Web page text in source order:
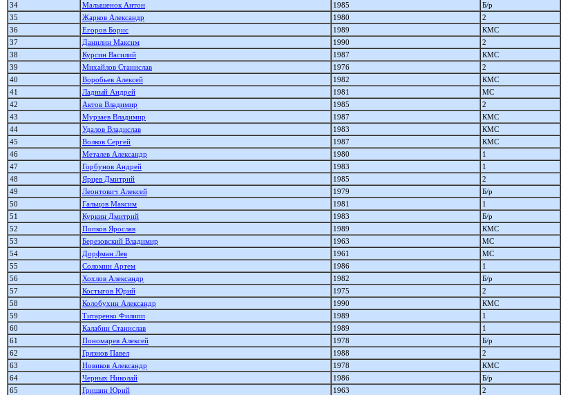
34
Малышенок Антон 1985 Б/р
35
Жарков Александр 1980 2
36
Егоров Борис 1989 КМС
37
Данилин Максим 1990 2
38
Курсин Василий 1987 КМС
39
Михайлов Станислав 1976 2
40
Воробьев Алексей 1982 КМС
41
Ладный Андрей 1981 МС
42
Актов Владимир 1985 2
43
Мурзаев Владимир 1987 КМС
44
Удалов Владислав 1983 КМС
45
Волков Сергей 1987 КМС
46
Металев Александр 1980 1
47
Горбунов Андрей 1983 1
48
Ярцев Дмитрий 1985 2
49
Леонтович Алексей 1979 Б/р
50
Гальцов Максим 1981 1
51
Куркин Дмитрий 1983 Б/р
52
Попков Ярослав 1989 КМС
53
Березовский Владимир 1963 МС
54
Дорфман Лев 1961 МС
55
Соломин Артем 1986 1
56
Хохлов Александр 1982 Б/р
57
Костыгов Юрий 1975 2
58
Колобухин Александр 1990 КМС
59
Титаренко Филипп 1989 1
60
Калабин Станислав 1989 1
61
Пономарев Алексей 1978 Б/р
62
Грязнов Павел 1988 2
63
Новиков Александр 1978 КМС
64
Черных Николай 1986 Б/р
65
Гришин Юрий 1963 2